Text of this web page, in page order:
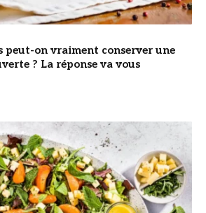
peut-on vraiment conserver une
? La réponse va vous